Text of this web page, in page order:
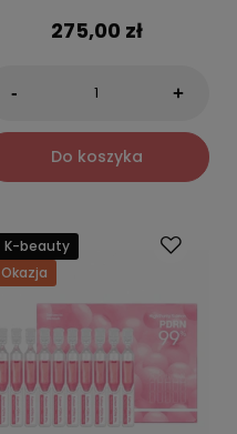
275,00 zł
- +
Do koszyka
K-beauty
Okazja